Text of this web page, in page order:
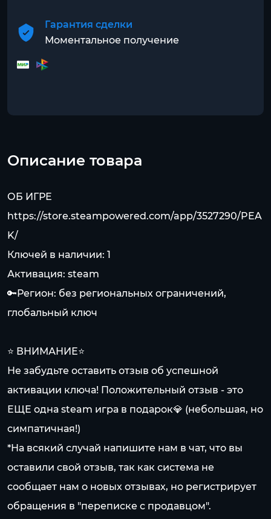
Гарантия сделки
Моментальное получение
Описание товара
ОБ ИГРЕ
https://store.steampowered.com/app/3527290/PEA
K/
Ключей в наличии: 1
Активация: steam
🔑Регион: без региональных ограничений,
глобальный ключ
⭐ ВНИМАНИЕ⭐
Не забудьте оставить отзыв об успешной
активации ключа! Положительный отзыв - это
ЕЩЕ одна steam игра в подарок💎 (небольшая, но
симпатичная!)
*На всякий случай напишите нам в чат, что вы
оставили свой отзыв, так как система не
сообщает нам о новых отзывах, но регистрирует
обращения в "переписке с продавцом".